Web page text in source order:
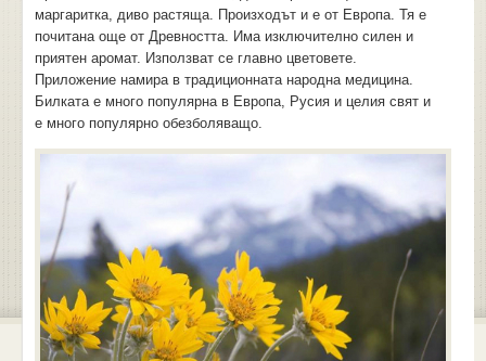
маргаритка, диво растяща. Произходът и е от Европа. Тя е
почитана още от Древността. Има изключително силен и
приятен аромат. Използват се главно цветовете.
Приложение намира в традиционната народна медицина.
Билката е много популярна в Европа, Русия и целия свят и
е много популярно обезболяващо.